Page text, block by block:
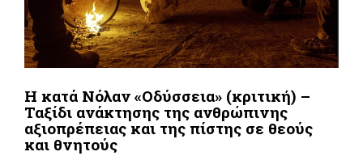
Η κατά Νόλαν «Οδύσσεια» (κριτική) –
Ταξίδι ανάκτησης της ανθρώπινης
αξιοπρέπειας και της πίστης σε θεούς
και θνητούς